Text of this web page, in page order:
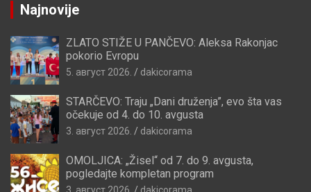
Najnovije
ZLATO STIŽE U PANČEVO: Aleksa Rakonjac
pokorio Evropu
5. август 2026. dakicorama
STARČEVO: Traju „Dani druženja”, evo šta vas
očekuje od 4. do 10. avgusta
3. август 2026. dakicorama
OMOLJICA: „Žisel“ od 7. do 9. avgusta,
pogledajte kompletan program